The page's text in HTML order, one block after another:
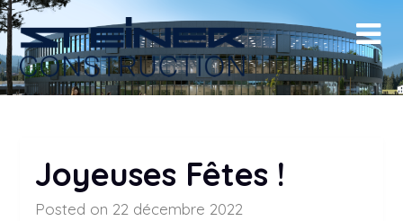
Skip
to
content
Joyeuses Fêtes !
Posted on 22 décembre 2022